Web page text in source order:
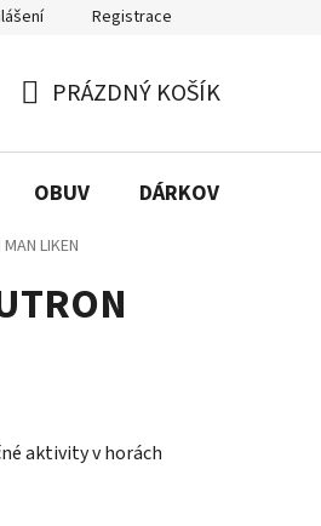
Registrace
KOŠÍK
PRÁZDNÝ KOŠÍK
OBUV DÁRKOVÉ
LIKEN
aktivity v horách